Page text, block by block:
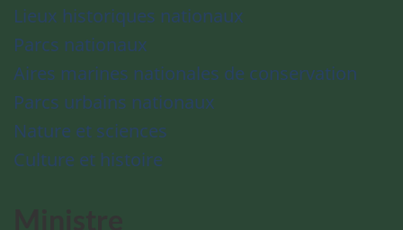
Lieux historiques nationaux
Parcs nationaux
Aires marines nationales de conservation
Parcs urbains nationaux
Nature et sciences
Culture et histoire